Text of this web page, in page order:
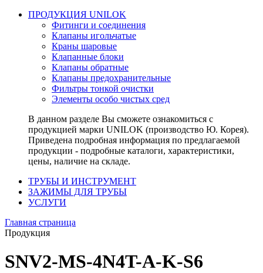
ПРОДУКЦИЯ UNILOK
Фитинги и соединения
Клапаны игольчатые
Краны шаровые
Клапанные блоки
Клапаны обратные
Клапаны предохранительные
Фильтры тонкой очистки
Элементы особо чистых сред
В данном разделе Вы сможете ознакомиться с
продукцией марки UNILOK (производство Ю. Корея).
Приведена подробная информация по предлагаемой
продукции - подробные каталоги, характеристики,
цены, наличие на складе.
ТРУБЫ И ИНСТРУМЕНТ
ЗАЖИМЫ ДЛЯ ТРУБЫ
УСЛУГИ
Главная страница
Продукция
SNV2-MS-4N4T-A-K-S6